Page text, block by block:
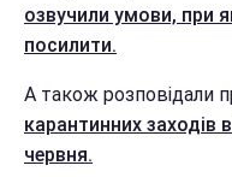
озвучили умови, при
посилити.
А також розповідали
карантинних заходів
червня.